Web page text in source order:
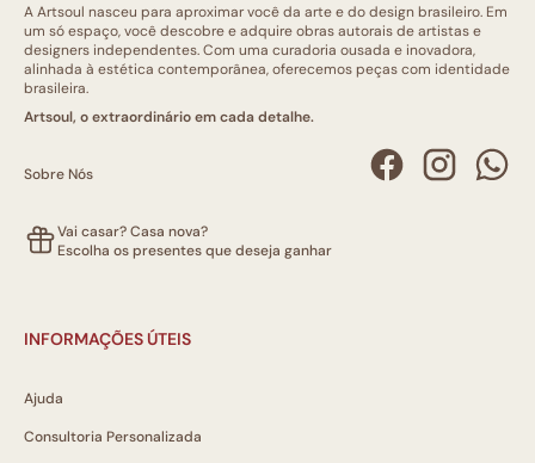
A Artsoul nasceu para aproximar você da arte e do design brasileiro. Em
um só espaço, você descobre e adquire obras autorais de artistas e
designers independentes. Com uma curadoria ousada e inovadora,
alinhada à estética contemporânea, oferecemos peças com identidade
brasileira.
Artsoul, o extraordinário em cada detalhe.
Sobre Nós
Vai casar? Casa nova?
Escolha os presentes que deseja ganhar
INFORMAÇÕES ÚTEIS
Ajuda
Consultoria Personalizada